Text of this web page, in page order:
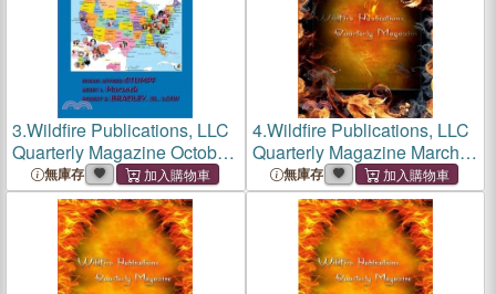
3.Wildfire Publications, LLC
Quarterly Magazine October
2024 Special Staff Edition
無庫存
4.Wildfire Publications, LLC
Quarterly Magazine March
2024 Edition
無庫存